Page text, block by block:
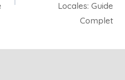
Locales: Guide
Complet